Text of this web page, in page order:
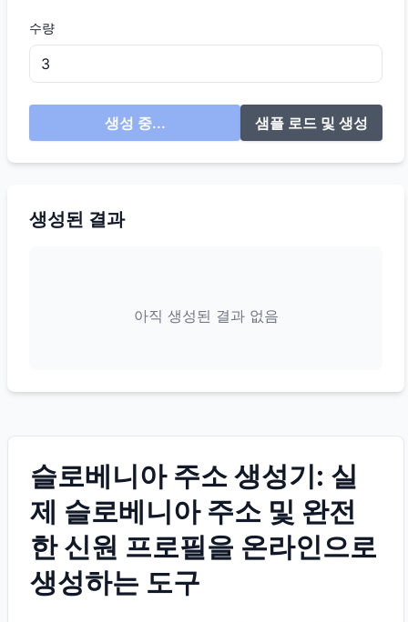
수량
생성 중... 샘플 로드 및 생성
생성된 결과
아직 생성된 결과 없음
슬로베니아 주소 생성기: 실
제 슬로베니아 주소 및 완전
한 신원 프로필을 온라인으로
생성하는 도구